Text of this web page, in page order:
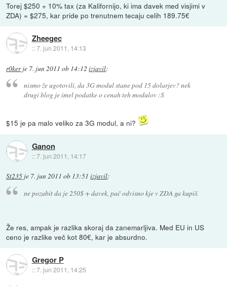
Torej $250 + 10% tax (za Kalifornijo, ki ima davek med visjimi v
ZDA) = $275, kar pride po trenutnem tecaju celih 189.75€
Zheegec
::7. jun 2011, 14:13
r0kerje 7. jun 2011 ob 14:12 izjavil:
nismo že ugotovili, da 3G modul stane pod 15 dolarjev? nek
drugi blog je imel podatke o cenah teh modulov :S
$15 je pa malo veliko za 3G modul, a ni?
Ganon
::7. jun 2011, 14:17
St235 je 7. jun 2011 ob 13:51 izjavil:
ne pozabit da je 250$ + davek, pač odvisno kje v ZDA ga kupiš.
Že res, ampak je razlika skoraj da zanemarljiva. Med EU in US
ceno je razlike več kot 80€, kar je absurdno.
Gregor P
::7. jun 2011, 14:25